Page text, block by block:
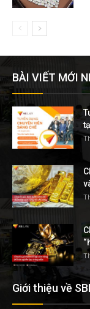
BÀI VIẾT MỚI
Giới thiệu về